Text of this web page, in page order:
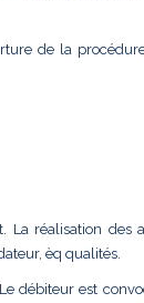
de la
La réalisation des
èq qualités.
débiteur est